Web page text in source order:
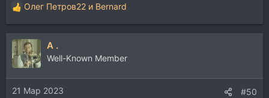
Р
е
а
к
ц
и
и
:
Олег Петров22 и Bernard
A .
Well-Known Member
21 Мар 2023 #50